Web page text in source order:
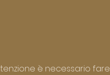
è necessario fare